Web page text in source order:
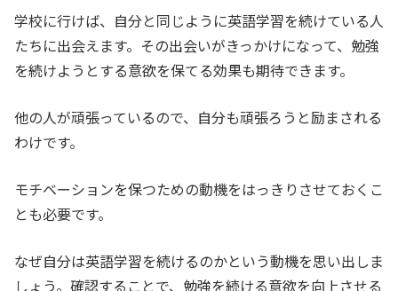
学校に行けば、自分と同じように英語学習を続けている人
たちに出会えます。その出会いがきっかけになって、勉強
を続けようとする意欲を保てる効果も期待できます。
他の人が頑張っているので、自分も頑張ろうと励まされる
わけです。
モチベーションを保つための動機をはっきりさせておくこ
とも必要です。
なぜ自分は英語学習を続けるのかという動機を思い出しま
しょう。確認することで、勉強を続ける意欲を向上させる